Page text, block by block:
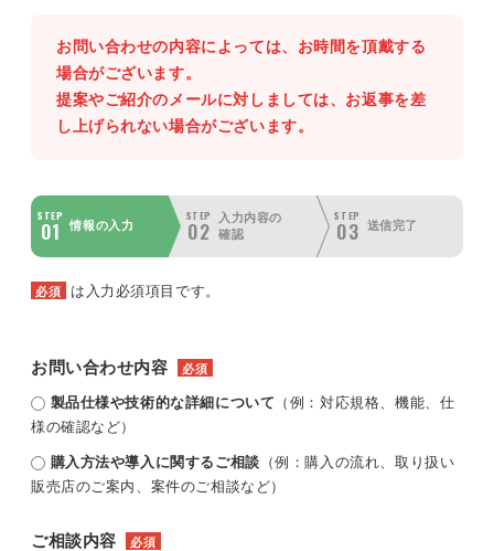
お問い合わせの内容によっては、お時間を頂戴する
場合がございます。
提案やご紹介のメールに対しましては、お返事を差
し上げられない場合がございます。
STEP
01 情報の入力
STEP
02
入力内容の
確認
STEP
03 送信完了
必須 は入力必須項目です。
お問い合わせ内容 必須
製品仕様や技術的な詳細について （例：対応規格、機能、仕
様の確認など）
購入方法や導入に関するご相談 （例：購入の流れ、取り扱い
販売店のご案内、案件のご相談など）
ご相談内容 必須